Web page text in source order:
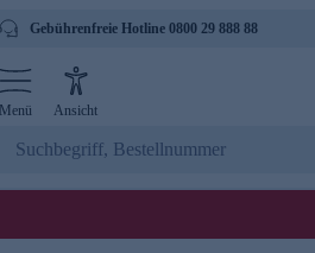
Gebührenfreie Hotline 0800 29 888 88
Menü Ansicht